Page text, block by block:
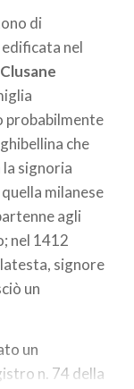
di
nel
Clusane
probabilmente
che
signoria
milanese
agli
nel 1412
signore
un
un
n. 74 della